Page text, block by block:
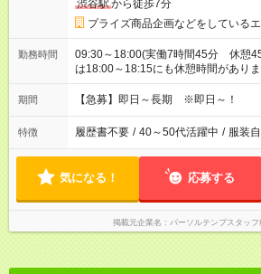
渋谷駅から徒歩7分
プライズ商品企画などをしている
勤務時間
09:30～18:00(実働7時間45分 休憩
は18:00～18:15にも休憩時間があり
期間 【急募】即日～長期 ※即日～！
特徴 履歴書不要 / 40～50代活躍中 / 服装
気になる！ 応募する
掲載元企業名 パーソルテンプスタッフ